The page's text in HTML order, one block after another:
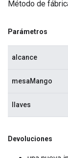
Método de
Parámetros
alcance
mesaMango
llaves
Devoluciones